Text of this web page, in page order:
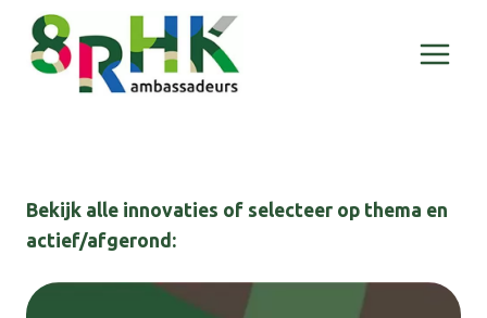
Doorgaan
naar
inhoud
Bekijk alle innovaties of selecteer op thema en
actief/afgerond: